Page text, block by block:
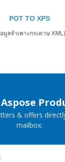
POT TO XPS
มูลจำเพาะกระดาษ XML)
& offers
mailbox.